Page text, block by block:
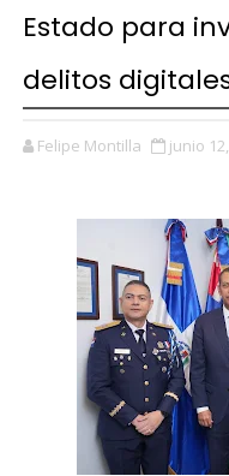
Estado para
delitos
Felipe Montilla junio